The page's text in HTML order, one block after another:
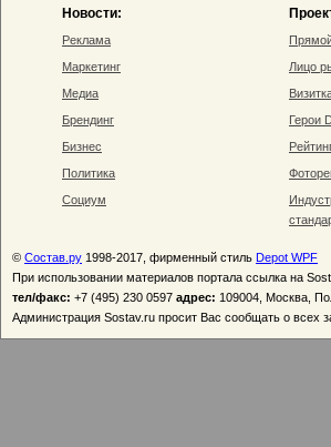
Новости:
Реклама
Маркетинг
Медиа
Брендинг
Бизнес
Политика
Социум
Лицо
Герои
© Состав.ру 1998-2017, фирменный стиль Depot WPF
При использовании материалов портала ссылка на
тел/факс: +7 (495) 230 0597 адрес: 109004, Москва,
Администрация Sostav.ru просит Вас сообщать о всех